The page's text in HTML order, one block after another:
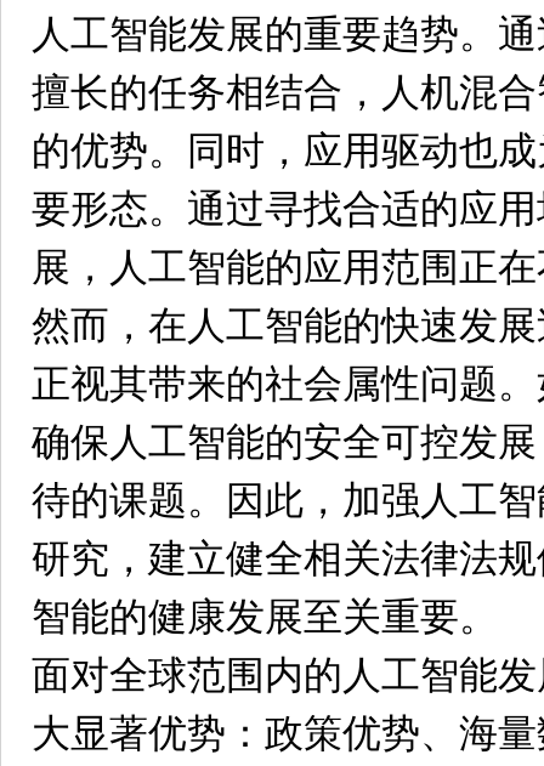
人工智能发展的重要趋势。
擅长的任务相结合，人机混
的优势。同时，应用驱动也
要形态。通过寻找合适的应
展，人工智能的应用范围正
然而，在人工智能的快速发
正视其带来的社会属性问题
确保人工智能的安全可控发
待的课题。因此，加强人工
研究，建立健全相关法律法
智能的健康发展至关重要。
面对全球范围内的人工智能
大显著优势：政策优势、海